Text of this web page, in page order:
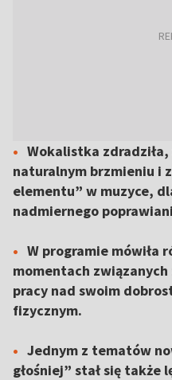
Wokalistka zdradziła,
naturalnym brzmieniu i
elementu” w muzyce,
nadmiernego
W programie mówiła
momentach
pracy nad swoim
fizycznym.
Jednym z tematów
głośniej” stał się także